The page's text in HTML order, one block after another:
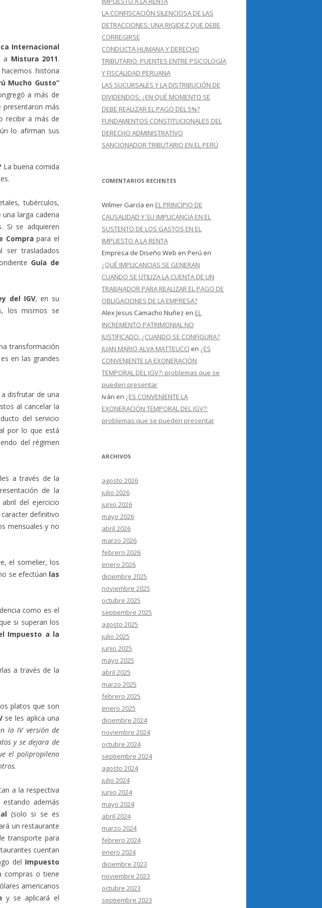
Internacional
a Mistura 2011.
historia
Mucho Gusto”
a más de
presentaron más
recibir a más de
lo afirman sus
La buena comida
tubérculos,
larga cadena
Si se adquieren
Comprapara el
ser trasladados
Guía de
del IGV, en su
los mismos se
transformación
en las grandes
disfrutar de una
al cancelar la
del servicio
por lo que está
del régimen
a través de la
de la
del ejercicio
definitivo
mensuales y no
el somelier, los
se efectúan las
como es el
si superan los
Impuesto a la
a través de la
platos que son
se les aplica una
la IV versión de
y se dejara de
el polipropileno
a la respectiva
estando además
(solo si se es
un restaurante
transporte para
cuentan
del Impuesto
compras o tiene
americanos
y se aplicará el
LA CONFISCACIÓN SILENCIOSA DE LAS
DETRACCIONES: UNA RIGIDEZ QUE DEBE
CORREGIRSE
CONDUCTA HUMANA Y DERECHO
TRIBUTARIO: PUENTES ENTRE PSICOLOGÍA
Y FISCALIDAD PERUANA
LAS SUCURSALES Y LA DISTRIBUCIÓN DE
DIVIDENDOS: ¿EN QUÉ MOMENTO SE
DEBE REALIZAR EL PAGO DEL 5%?
FUNDAMENTOS CONSTITUCIONALES DEL
DERECHO ADMINISTRATIVO
SANCIONADOR TRIBUTARIO EN EL PERÚ
COMENTARIOS RECIENTES
Wilmer García en EL PRINCIPIO DE
CAUSALIDAD Y SU IMPLICANCIA EN EL
SUSTENTO DE LOS GASTOS EN EL
IMPUESTO A LA RENTA
Empresa de Diseño Web en Perú en
¿QUÉ IMPLICANCIAS SE GENERAN
CUANDO SE UTILIZA LA CUENTA DE UN
TRABAJADOR PARA REALIZAR EL PAGO DE
OBLIGACIONES DE LA EMPRESA?
Alex Jesus Camacho Nuñez en EL
INCREMENTO PATRIMONIAL NO
JUSTIFICADO: ¿CUANDO SE CONFIGURA?
JUAN MARIO ALVA MATTEUCCI en ¿ES
CONVENIENTE LA EXONERACIÓN
TEMPORAL DEL IGV?: problemas que se
pueden presentar
Iván en ¿ES CONVENIENTE LA
EXONERACIÓN TEMPORAL DEL IGV?:
problemas que se pueden presentar
ARCHIVOS
agosto 2026
julio 2026
junio 2026
mayo 2026
abril 2026
marzo 2026
febrero 2026
enero 2026
diciembre 2025
noviembre 2025
octubre 2025
septiembre 2025
agosto 2025
julio 2025
junio 2025
mayo 2025
abril 2025
marzo 2025
febrero 2025
enero 2025
diciembre 2024
noviembre 2024
octubre 2024
septiembre 2024
agosto 2024
julio 2024
junio 2024
mayo 2024
abril 2024
marzo 2024
febrero 2024
enero 2024
diciembre 2023
noviembre 2023
octubre 2023
septiembre 2023